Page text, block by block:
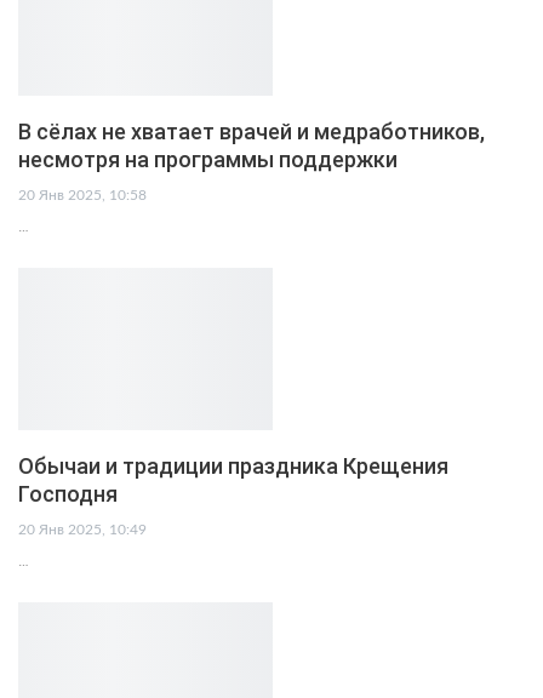
В сёлах не хватает врачей и медработников,
несмотря на программы поддержки
20 Янв 2025, 10:58
Обычаи и традиции праздника Крещения
Господня
20 Янв 2025, 10:49
…